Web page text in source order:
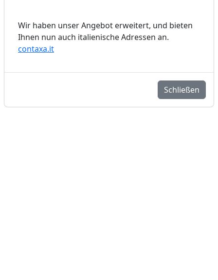
Wir haben unser Angebot erweitert, und bieten
Ihnen nun auch italienische Adressen an.
contaxa.it
Schließen